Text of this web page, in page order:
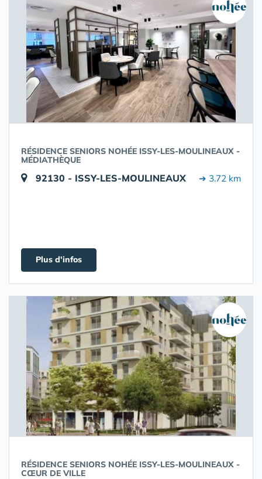
RÉSIDENCE SENIORS NOHÉE ISSY-LES-MOULINEAUX -
MÉDIATHÈQUE
92130 - ISSY-LES-MOULINEAUX ➔ 3.72 km
Plus d'infos
RÉSIDENCE SENIORS NOHÉE ISSY-LES-MOULINEAUX -
CŒUR DE VILLE